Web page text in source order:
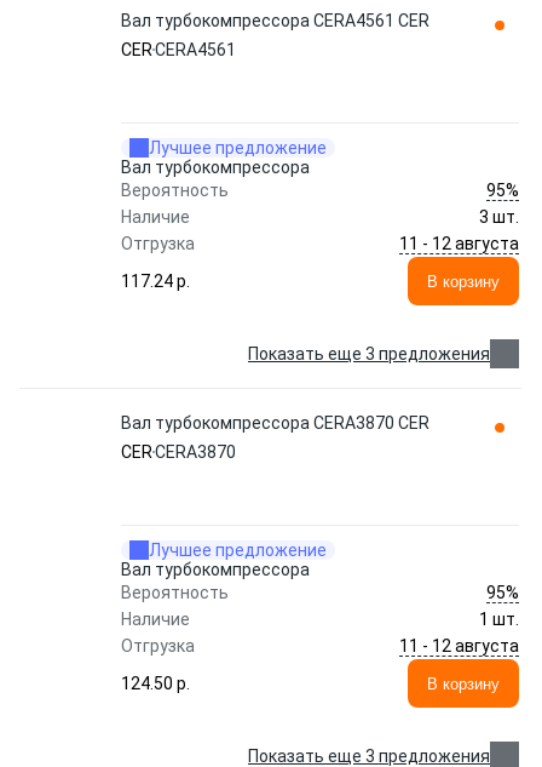
Вал турбокомпрессора CERA4561 CER
CERCERA4561
Лучшее предложение
Вал турбокомпрессора
Вероятность
95%
Наличие
3 шт.
Отгрузка
11 - 12 августа
117.24 p.
В корзину
Показать еще 3 предложения
Вал турбокомпрессора CERA3870 CER
CERCERA3870
Лучшее предложение
Вал турбокомпрессора
Вероятность
95%
Наличие
1 шт.
Отгрузка
11 - 12 августа
124.50 p.
В корзину
Показать еще 3 предложения